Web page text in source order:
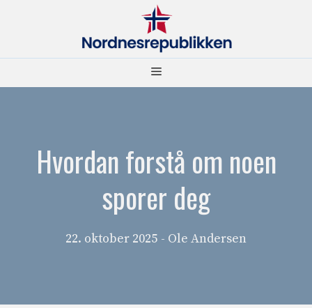
Meny
Hvordan forstå om noen
sporer deg
22. oktober 2025 - Ole Andersen